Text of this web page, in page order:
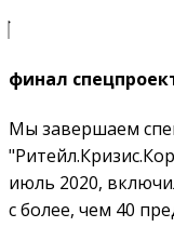
финал
Мы завершаем
июль 2020,
с более, чем 40